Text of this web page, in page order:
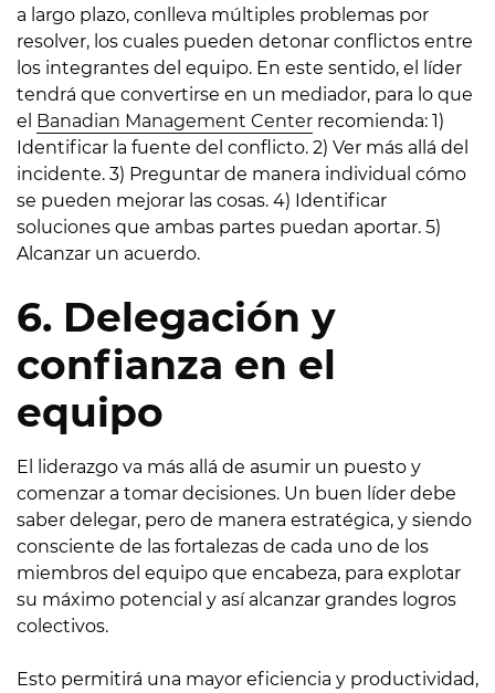
a largo plazo, conlleva múltiples problemas por
resolver, los cuales pueden detonar conflictos entre
los integrantes del equipo. En este sentido, el líder
tendrá que convertirse en un mediador, para lo que
el Banadian Management Center recomienda: 1)
Identificar la fuente del conflicto. 2) Ver más allá del
incidente. 3) Preguntar de manera individual cómo
se pueden mejorar las cosas. 4) Identificar
soluciones que ambas partes puedan aportar. 5)
Alcanzar un acuerdo.
6. Delegación y
confianza en el
equipo
El liderazgo va más allá de asumir un puesto y
comenzar a tomar decisiones. Un buen líder debe
saber delegar, pero de manera estratégica, y siendo
consciente de las fortalezas de cada uno de los
miembros del equipo que encabeza, para explotar
su máximo potencial y así alcanzar grandes logros
colectivos.
Esto permitirá una mayor eficiencia y productividad,